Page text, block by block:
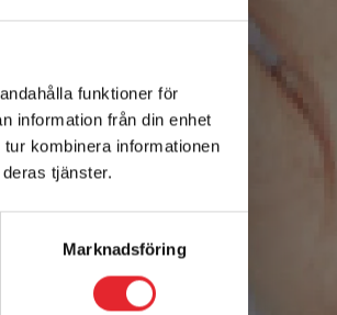
funktioner för
information från din enhet
kombinera informationen
tjänster.
Marknadsföring